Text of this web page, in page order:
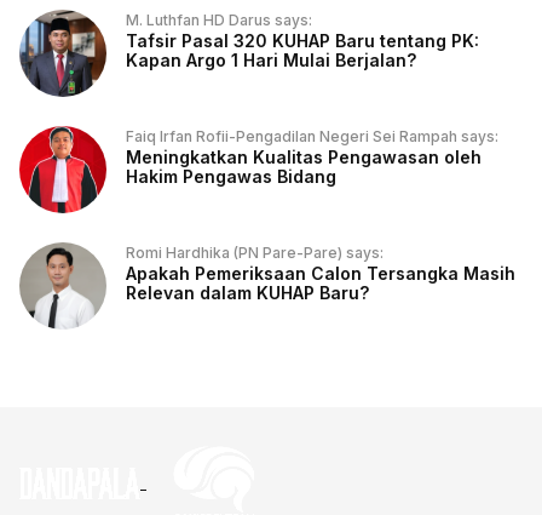
M. Luthfan HD Darus says:
Tafsir Pasal 320 KUHAP Baru tentang PK:
Kapan Argo 1 Hari Mulai Berjalan?
Faiq Irfan Rofii-Pengadilan Negeri Sei Rampah says:
Meningkatkan Kualitas Pengawasan oleh
Hakim Pengawas Bidang
Romi Hardhika (PN Pare-Pare) says:
Apakah Pemeriksaan Calon Tersangka Masih
Relevan dalam KUHAP Baru?